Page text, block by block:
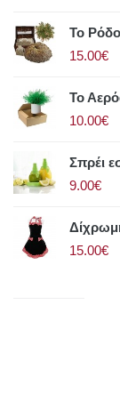
Το Ρόδο
15.00€
Το
10.00€
Σπρέι
9.00€
15.00€